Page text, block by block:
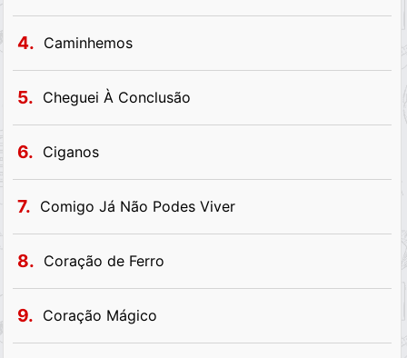
4. Caminhemos
5. Cheguei À Conclusão
6. Ciganos
7. Comigo Já Não Podes Viver
8. Coração de Ferro
9. Coração Mágico